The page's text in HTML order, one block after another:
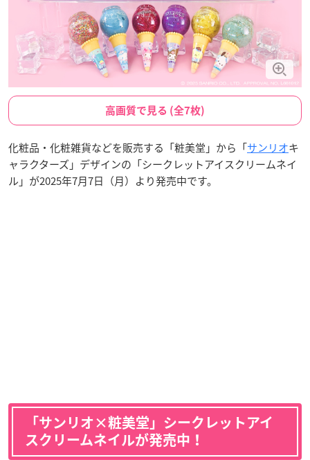
高画質で見る (全7枚)
化粧品・化粧雑貨などを販売する「粧美堂」から「サンリオキ
ャラクターズ」デザインの「シークレットアイスクリームネイ
ル」が2025年7月7日（月）より発売中です。
「サンリオ×粧美堂」シークレットアイ
スクリームネイルが発売中！